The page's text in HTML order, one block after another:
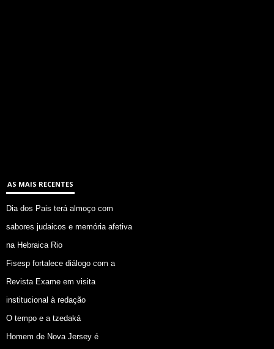
AS MAIS RECENTES
Dia dos Pais terá almoço com
sabores judaicos e memória afetiva
na Hebraica Rio
Fisesp fortalece diálogo com a
Revista Exame em visita
institucional à redação
O tempo e a tzedaká
Homem de Nova Jersey é